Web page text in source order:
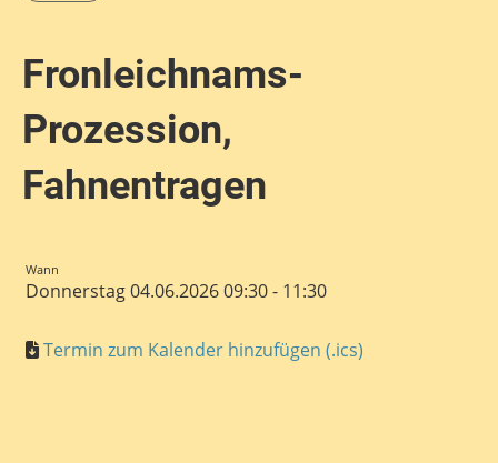
Fronleichnams-
Prozession,
Fahnentragen
Wann
Donnerstag 04.06.2026 09:30 - 11:30
Termin zum Kalender hinzufügen (.ics)